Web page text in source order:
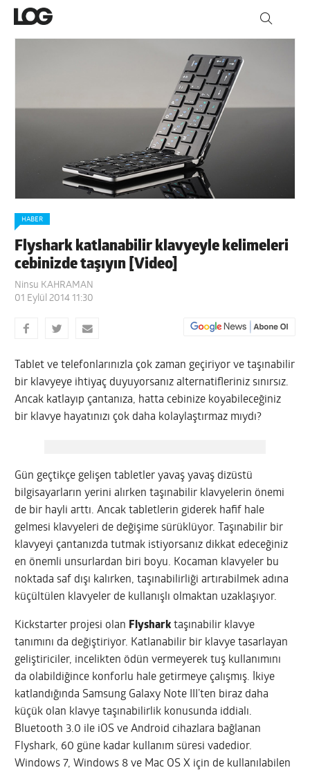
HABER
Flyshark katlanabilir klavyeyle kelimeleri
cebinizde taşıyın [Video]
Ninsu KAHRAMAN
01 Eylül 2014 11:30
Tablet ve telefonlarınızla çok zaman geçiriyor ve taşınabilir
bir klavyeye ihtiyaç duyuyorsanız alternatifleriniz sınırsız.
Ancak katlayıp çantanıza, hatta cebinize koyabileceğiniz
bir klavye hayatınızı çok daha kolaylaştırmaz mıydı?
Gün geçtikçe gelişen tabletler yavaş yavaş dizüstü
bilgisayarların yerini alırken taşınabilir klavyelerin önemi
de bir hayli arttı. Ancak tabletlerin giderek hafif hale
gelmesi klavyeleri de değişime sürüklüyor. Taşınabilir bir
klavyeyi çantanızda tutmak istiyorsanız dikkat edeceğiniz
en önemli unsurlardan biri boyu. Kocaman klavyeler bu
noktada saf dışı kalırken, taşınabilirliği artırabilmek adına
küçültülen klavyeler de kullanışlı olmaktan uzaklaşıyor.
Kickstarter projesi olan Flyshark taşınabilir klavye
tanımını da değiştiriyor. Katlanabilir bir klavye tasarlayan
geliştiriciler, incelikten ödün vermeyerek tuş kullanımını
da olabildiğince konforlu hale getirmeye çalışmış. İkiye
katlandığında Samsung Galaxy Note III’ten biraz daha
küçük olan klavye taşınabilirlik konusunda iddialı.
Bluetooth 3.0 ile iOS ve Android cihazlara bağlanan
Flyshark, 60 güne kadar kullanım süresi vadedior.
Windows 7, Windows 8 ve Mac OS X için de kullanılabilen